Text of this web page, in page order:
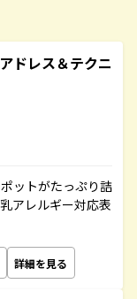
ドレス＆テクニ
ットがたっぷり詰
アレルギー対応表
詳細を見る